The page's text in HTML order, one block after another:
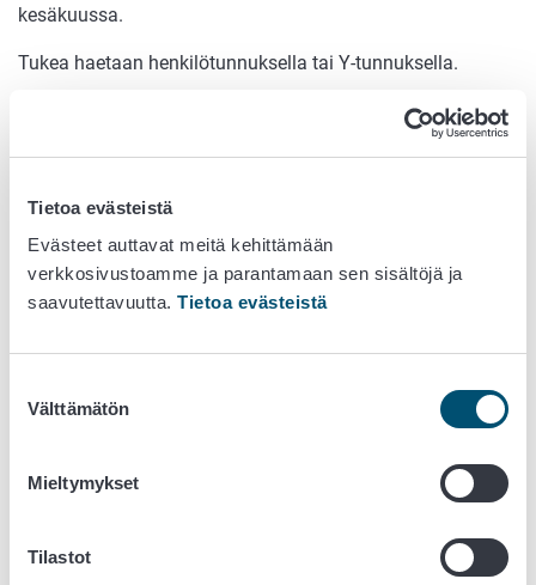
Tietoa evästeistä
Evästeet auttavat meitä kehittämään
verkkosivustoamme ja parantamaan sen sisältöjä ja
saavutettavuutta. Tietoa evästeistä
valinta
Välttämätön
Mieltymykset
Tilastot
kesäkuussa.
Tukea haetaan henkilötunnuksella tai Y-tunnuksella.
Lomakkeet
204 Hakemus mehiläistalouden tuesta (pdf)
Katso paperilomakkeen palautusosoite
(hakuohje:Yhteystiedot, jonne hakemuslomake
Tuen valvonta
Elinvoimakeskus tarkastaa vuosittain erikseen määritellyn
Tarvitsetko apua?